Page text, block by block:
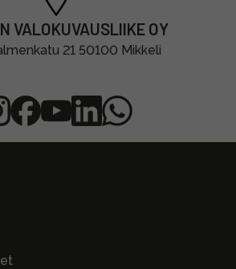
VALOKUVAUSLIIKE OY
21 50100 Mikkeli